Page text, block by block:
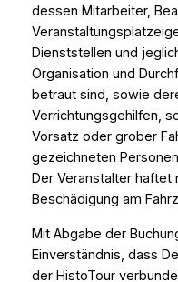
dessen Mitarbeiter,
Dienststellen und
Organisation und
betraut sind, sowie
Verrichtungsgehilfen,
Vorsatz oder grober
gezeichneten
Der Veranstalter
Beschädigung am
Mit Abgabe der
Einverständnis, dass
der HistoTour